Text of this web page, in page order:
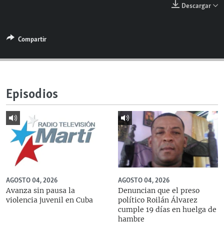
ESPECIALES
LA REALIDAD DE LA VIVIENDA EN CUBA
KENTU-CUBANO
LOS SANTOS DE HIALEAH
DESINFORMACIÓN RUSA EN AMÉRICA LATINA
LA INVASIÓN DE RUSIA A UCRANIA
MULTIMEDIA
EDITORIALES
SÍGUENOS
Descargar
Compartir
Episodios
AGOSTO 04, 2026
Avanza sin pausa la
violencia juvenil en Cuba
AGOSTO 04, 2026
Denuncian que el preso
político Roilán Álvarez
cumple 19 días en huelga de
hambre